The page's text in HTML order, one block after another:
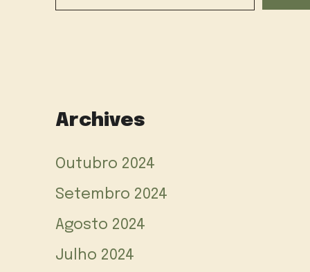
Archives
Outubro 2024
Setembro 2024
Agosto 2024
Julho 2024